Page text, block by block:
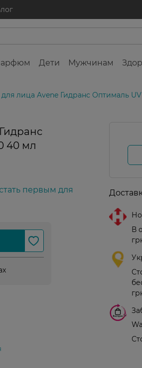
Дети Мужчинам
лица Avene Гидранс Оптималь
40 мл
первым для
В